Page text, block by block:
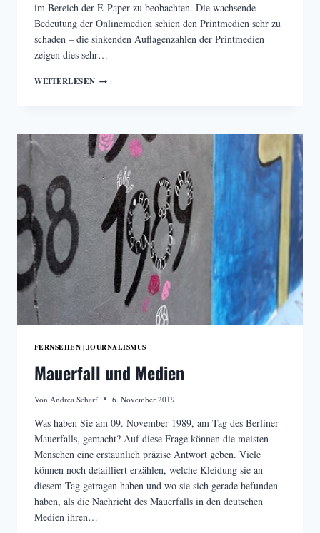
im Bereich der E-Paper zu beobachten. Die wachsende
Bedeutung der Onlinemedien schien den Printmedien sehr zu
schaden – die sinkenden Auflagenzahlen der Printmedien
zeigen dies sehr…
WEITERLESENWARUM
E-
PAPER
EIN
ERFOLG
IST
FERNSEHEN | JOURNALISMUS
Mauerfall und Medien
Von Andrea Scharf 6. November 2019
Was haben Sie am 09. November 1989, am Tag des Berliner
Mauerfalls, gemacht? Auf diese Frage können die meisten
Menschen eine erstaunlich präzise Antwort geben. Viele
können noch detailliert erzählen, welche Kleidung sie an
diesem Tag getragen haben und wo sie sich gerade befunden
haben, als die Nachricht des Mauerfalls in den deutschen
Medien ihren…